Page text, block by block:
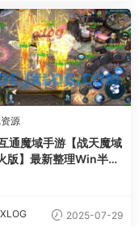
源
通魔域手游【战天魔域
版】最新整理Win半手
2025-07-29